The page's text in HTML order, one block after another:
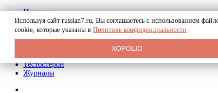
История
Биография
Криминал
Реклама на сайте
Тестостерон
Журналы
Используя сайт russian7.ru, Вы соглашаетесь с использованием
cookie, которые указаны в Политике конфиденциальности
ХОРОШО